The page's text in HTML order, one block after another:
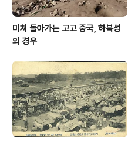
미쳐 돌아가는 고고 중국, 하북성
의 경우